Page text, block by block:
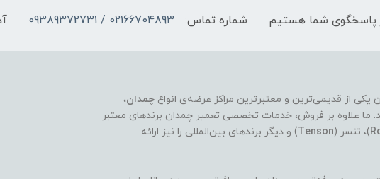
شماره تماس: 02166704893 / 09389372731
چمدان،
ما علاوه بر فروش، خدمات تخصصی تعمیر چمدان برندهای معتبر
)، تنسر (Tenson) و دیگر برندهای بین‌المللی را نیز ارائه